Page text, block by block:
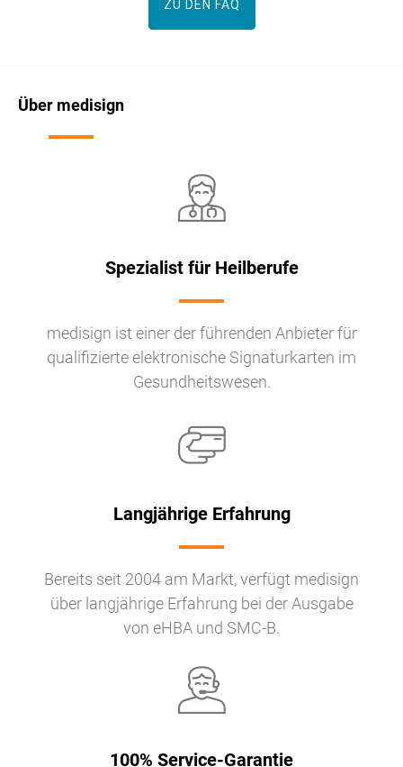
ZU DEN FAQ
Über medisign
Spezialist für Heilberufe
medisign ist einer der führenden Anbieter für
qualifizierte elektronische Signaturkarten im
Gesundheitswesen.
Langjährige Erfahrung
Bereits seit 2004 am Markt, verfügt medisign
über langjährige Erfahrung bei der Ausgabe
von eHBA und SMC-B.
100% Service-Garantie